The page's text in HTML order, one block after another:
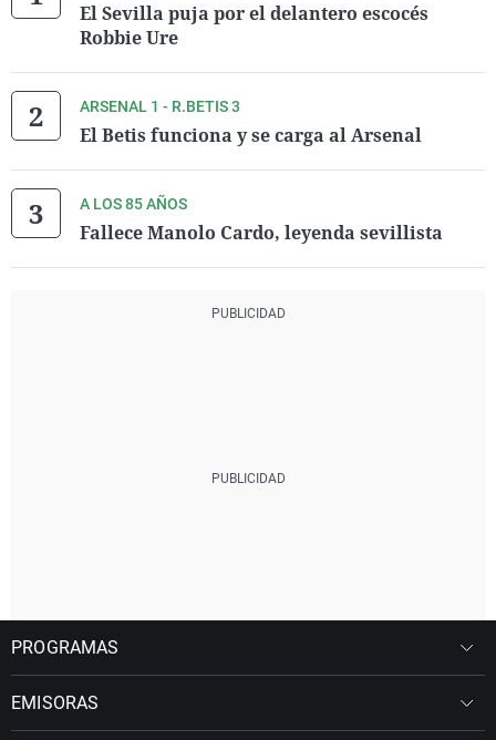
El Sevilla puja por el delantero escocés
Robbie Ure
ARSENAL 1 - R.BETIS 3
El Betis funciona y se carga al Arsenal
A LOS 85 AÑOS
Fallece Manolo Cardo, leyenda sevillista
PROGRAMAS
EMISORAS